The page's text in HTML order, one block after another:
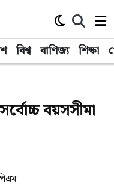
বিশ্ব বাণিজ্য শিক্ষা
বয়সসীমা